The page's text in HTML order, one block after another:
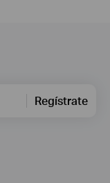
Regístrate